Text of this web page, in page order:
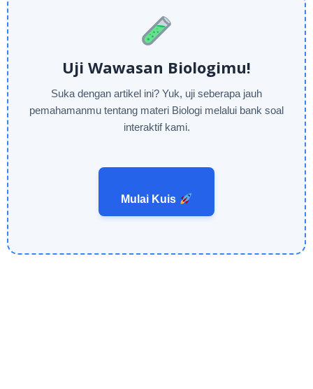
Uji Wawasan Biologimu!
Suka dengan artikel ini? Yuk, uji seberapa jauh
pemahamanmu tentang materi Biologi melalui bank soal
interaktif kami.
Mulai Kuis